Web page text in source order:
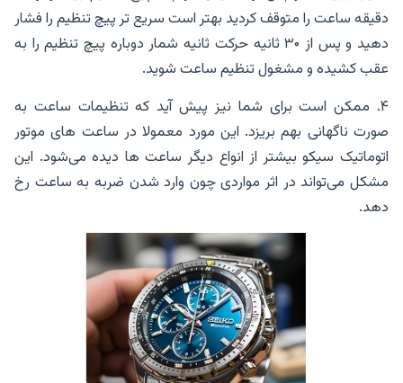
دقیقه ساعت را متوقف کردید بهتر است سریع تر پیچ تنظیم را فشار
دهید و پس از ۳۰ ثانیه حرکت ثانیه شمار دوباره پیچ تنظیم را به
عقب کشیده و مشغول تنظیم ساعت شوید.
۴. ممکن است برای شما نیز پیش آید که تنظیمات ساعت به
صورت ناگهانی بهم بریزد. این مورد معمولا در ساعت های موتور
اتوماتیک سیکو بیشتر از انواع دیگر ساعت ها دیده می‌شود. این
مشکل می‌تواند در اثر مواردی چون وارد شدن ضربه به ساعت رخ
دهد.